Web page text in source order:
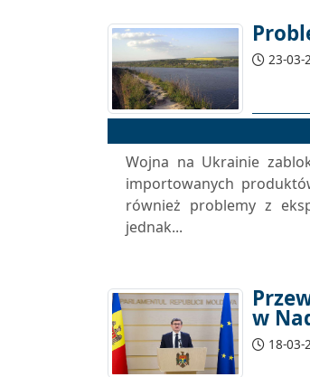
23-03-
Wojna na Ukrainie
importowanych
również problemy z
jednak...
w
18-03-